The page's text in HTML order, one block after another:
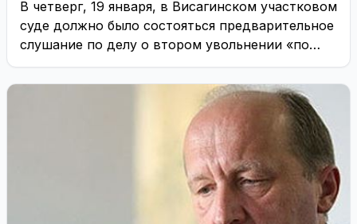
В четверг, 19 января, в Висагинском участковом
суде должно было состояться предварительное
слушание по делу о втором увольнении «по
статье» ...